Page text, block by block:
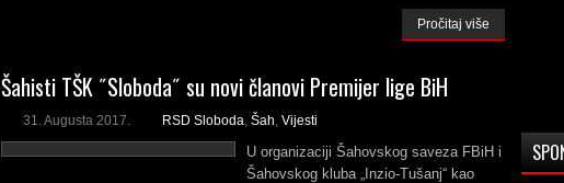
Pročitaj više
Šahisti TŠK ˝Sloboda˝ su novi članovi Premijer lige BiH
31. Augusta 2017. RSD Sloboda, Šah, Vijesti
U organizaciji Šahovskog saveza FBiH i
Šahovskog kluba „Inzio-Tušanj“ kao